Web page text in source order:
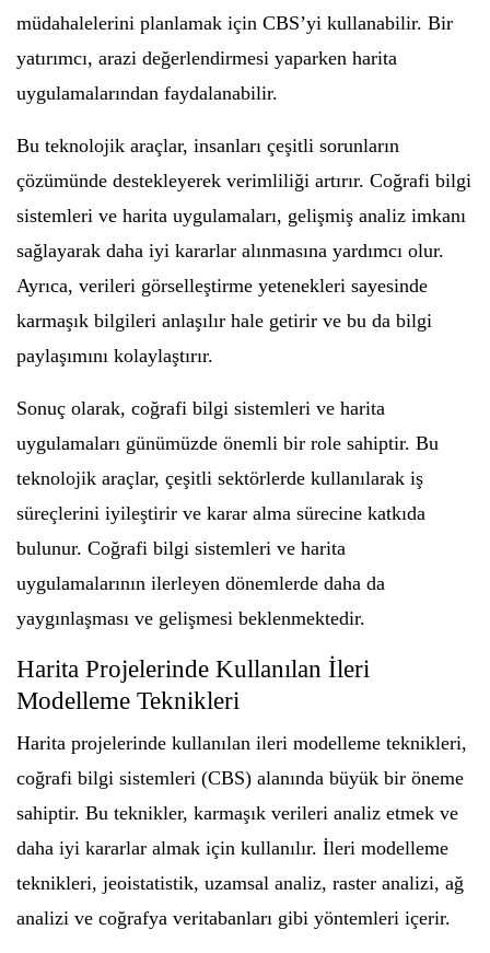
müdahalelerini planlamak için CBS’yi kullanabilir. Bir
yatırımcı, arazi değerlendirmesi yaparken harita
uygulamalarından faydalanabilir.
Bu teknolojik araçlar, insanları çeşitli sorunların
çözümünde destekleyerek verimliliği artırır. Coğrafi bilgi
sistemleri ve harita uygulamaları, gelişmiş analiz imkanı
sağlayarak daha iyi kararlar alınmasına yardımcı olur.
Ayrıca, verileri görselleştirme yetenekleri sayesinde
karmaşık bilgileri anlaşılır hale getirir ve bu da bilgi
paylaşımını kolaylaştırır.
Sonuç olarak, coğrafi bilgi sistemleri ve harita
uygulamaları günümüzde önemli bir role sahiptir. Bu
teknolojik araçlar, çeşitli sektörlerde kullanılarak iş
süreçlerini iyileştirir ve karar alma sürecine katkıda
bulunur. Coğrafi bilgi sistemleri ve harita
uygulamalarının ilerleyen dönemlerde daha da
yaygınlaşması ve gelişmesi beklenmektedir.
Harita Projelerinde Kullanılan İleri
Modelleme Teknikleri
Harita projelerinde kullanılan ileri modelleme teknikleri,
coğrafi bilgi sistemleri (CBS) alanında büyük bir öneme
sahiptir. Bu teknikler, karmaşık verileri analiz etmek ve
daha iyi kararlar almak için kullanılır. İleri modelleme
teknikleri, jeoistatistik, uzamsal analiz, raster analizi, ağ
analizi ve coğrafya veritabanları gibi yöntemleri içerir.